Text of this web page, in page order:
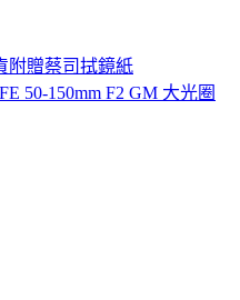
附贈蔡司拭鏡紙
50-150mm F2 GM 大光圈